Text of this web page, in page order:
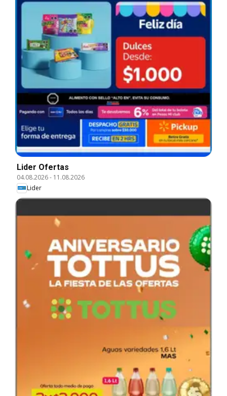
Lider Ofertas
04.08.2026- 11.08.2026
Lider